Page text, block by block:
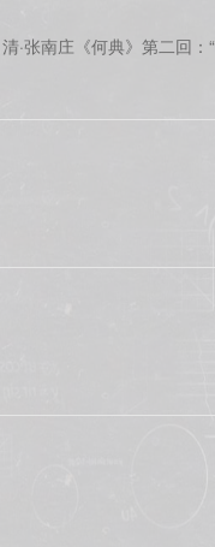
清·张南庄《何典》第二回